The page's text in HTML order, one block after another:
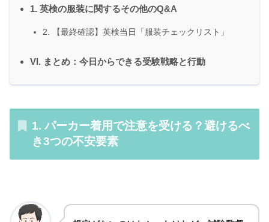
1. 英検の服装に関するその他のQ&A
2. 【最終確認】英検当日「服装チェックリスト」
VI. まとめ：今日からできる受験戦略と行動
1. パーカー着用で注意を受ける？避けるべ
き3つの不安要素